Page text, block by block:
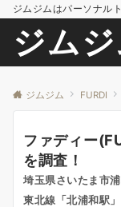
ジムジムはパーソナル
ジム
ジムジム FURDI
ファディー
を調査！
埼玉県さいたま市
東北線「北浦和駅